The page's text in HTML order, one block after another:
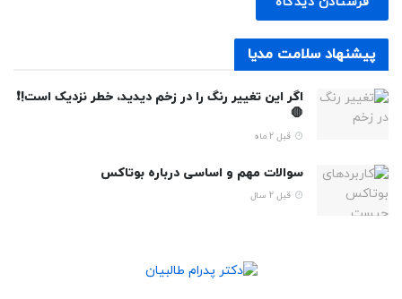
پیشنهاد سلامت مدیا
اگر این تغییر رنگ را در زخم دیدید، خطر نزدیک است!❗
🛑
قبل 2 ماه
سوالات مهم و اساسی درباره بوتاکس
قبل 2 سال